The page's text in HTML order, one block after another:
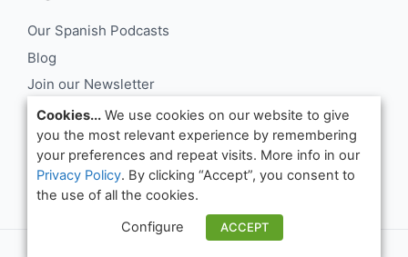
Our Spanish Podcasts
Blog
Join our Newsletter
About Us
Support and Contact
Log In
Request Withdrawal From Contract
Cookies... We use cookies on our website to give
you the most relevant experience by remembering
your preferences and repeat visits. More info in our
Privacy Policy. By clicking “Accept”, you consent to
the use of all the cookies.
Configure
ACCEPT